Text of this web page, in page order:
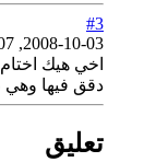
#3
2008-10-03, 01:07 AM
اخي هيك
دقق فيها وهي
تعليق